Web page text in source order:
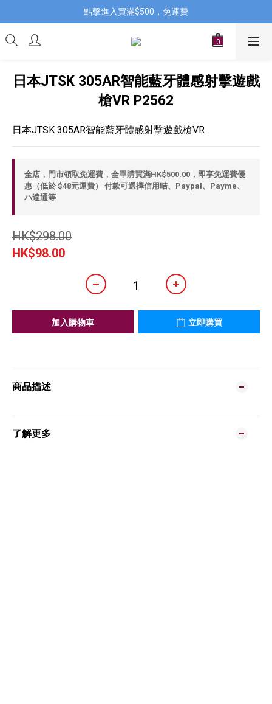
點擊進入買滿$500，免運費
日本JTSK 305AR智能藍牙體感射擊遊戲
槍VR P2562
日本JTSK 305AR智能藍牙體感射擊遊戲槍VR
全店，門市領取免運費，全單購買滿HK$500.00，即享免運費優
惠（低於 $48元運費） 付款可選擇信用咭、Paypal、Payme、
ハ達通等
HK$298.00
HK$98.00
加入購物車 立即購買
商品描述
了解更多